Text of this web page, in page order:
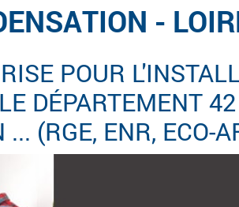
-
POUR
DÉPARTEMENT
(RGE, ENR, ECO-